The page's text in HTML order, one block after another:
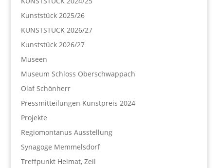
Kunststück 2025/26
KUNSTSTÜCK 2026/27
Kunststück 2026/27
Museen
Museum Schloss Oberschwappach
Olaf Schönherr
Pressmitteilungen Kunstpreis 2024
Projekte
Regiomontanus Ausstellung
Synagoge Memmelsdorf
Treffpunkt Heimat, Zeil